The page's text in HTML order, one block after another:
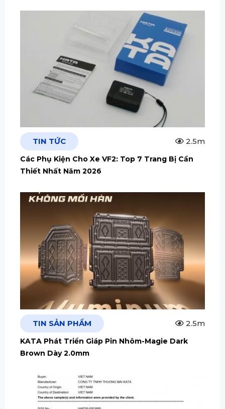
TIN TỨC 2.5m
Các Phụ Kiện Cho Xe VF2: Top 7 Trang Bị Cần
Thiết Nhất Năm 2026
TIN SẢN PHẨM 2.5m
KATA Phát Triển Giáp Pin Nhôm-Magie Dark
Brown Dày 2.0mm